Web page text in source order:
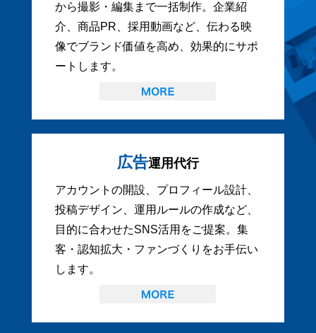
から撮影・編集まで一括制作。企業紹
介、商品PR、採用動画など、伝わる映
像でブランド価値を高め、効果的にサポ
ートします。
広告運用代行
アカウントの開設、プロフィール設計、
投稿デザイン、運用ルールの作成など、
目的に合わせたSNS活用をご提案。集
客・認知拡大・ファンづくりをお手伝い
します。